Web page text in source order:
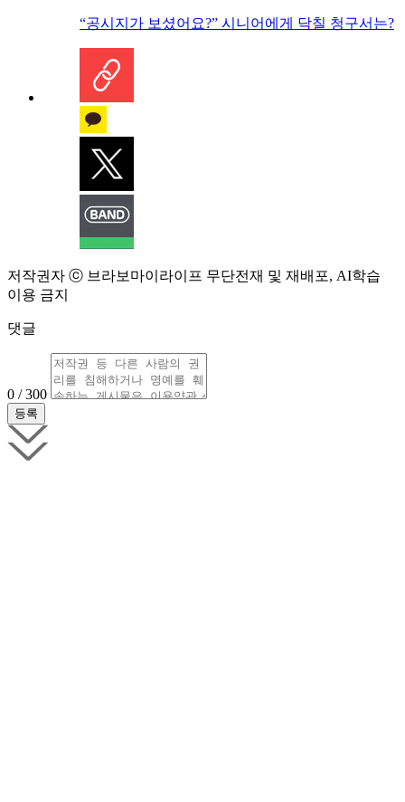
“공시지가 보셨어요?” 시니어에게 닥칠 청구서는?
저작권자 ⓒ 브라보마이라이프 무단전재 및 재배포, AI학습
이용 금지
댓글
0 / 300